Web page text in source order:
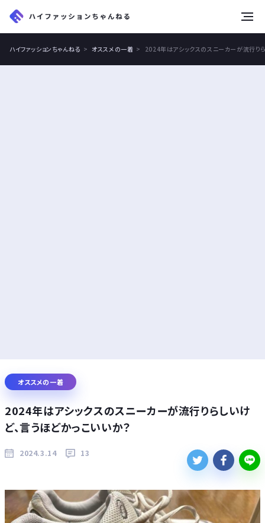
ハイファッションちゃんねる オススメの一着 2024年はアシックスのスニーカーが流行り
オススメの一着
2024年はアシックスのスニーカーが流行りらしいけ
ど、言うほどかっこいいか？
2024.3.14 13